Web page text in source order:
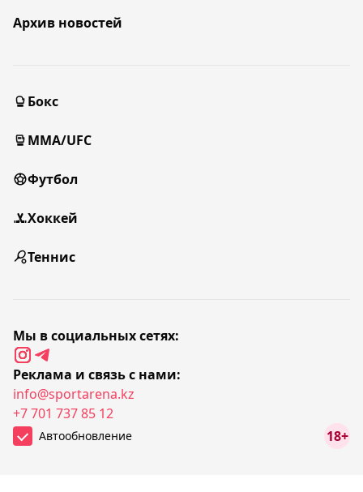
Архив новостей
Бокс
MMA/UFC
Футбол
Хоккей
Теннис
Мы в социальных сетях:
Реклама и связь с нами:
info@sportarena.kz
+7 701 737 85 12
Автообновление 18+